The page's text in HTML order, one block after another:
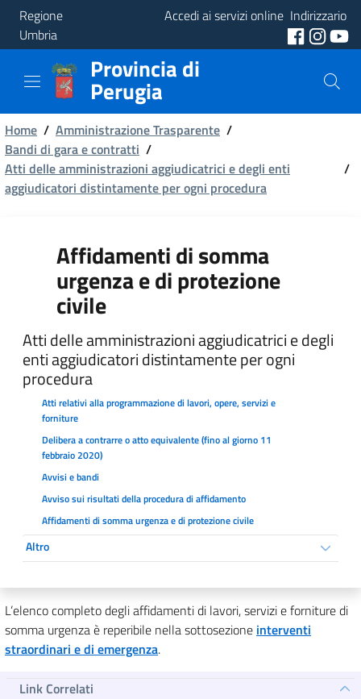
Regione
Umbria
Accedi ai servizi online Indirizzario
Provincia
Aree
Tematiche
Servizi
Provincia di
Perugia
Briciole
di
pane
Home / Amministrazione Trasparente /
Bandi di gara e contratti /
Atti delle amministrazioni aggiudicatrici e degli enti
aggiudicatori distintamente per ogni procedura
/
Affidamenti di somma
urgenza e di protezione
civile
Atti delle amministrazioni aggiudicatrici e degli
enti aggiudicatori distintamente per ogni
procedura
Atti relativi alla programmazione di lavori, opere, servizi e
forniture
Delibera a contrarre o atto equivalente (fino al giorno 11
febbraio 2020)
Avvisi e bandi
Avviso sui risultati della procedura di affidamento
Affidamenti di somma urgenza e di protezione civile
Altro
L’elenco completo degli affidamenti di lavori, servizi e forniture di
somma urgenza è reperibile nella sottosezione interventi
straordinari e di emergenza.
Link Correlati